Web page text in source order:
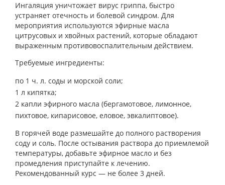
Ингаляция уничтожает вирус гриппа, быстро
устраняет отечность и болевой синдром. Для
мероприятия используются эфирные масла
цитрусовых и хвойных растений, которые обладают
выраженным противовоспалительным действием.
Требуемые ингредиенты:
по 1 ч. л. соды и морской соли;
1 л кипятка;
2 капли эфирного масла (бергамотовое, лимонное,
пихтовое, кипарисовое, еловое, эвкалиптовое).
В горячей воде размешайте до полного растворения
соду и соль. После остывания раствора до приемлемой
температуры, добавьте эфирное масло и без
промедления приступайте к лечению.
Рекомендованный курс — не более 3 дней.